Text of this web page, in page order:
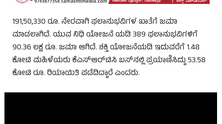
191,50,330 ರೂ. ನೇರವಾಗಿ ಫಲಾನುಭವಿಗಳ ಖಾತೆಗೆ ಜಮಾ
ಮಾಡಲಾಗಿದೆ. ಯುವ ನಿಧಿ ಯೋಜನೆ ಯಡಿ 389 ಫಲಾನುಭವಿಗಳಿಗೆ
90.36 ಲಕ್ಷ ರೂ. ಜಮಾ ಆಗಿದೆ. ಶಕ್ತಿ ಯೋಜನೆಯಡಿ ಇದುವರೆಗೆ 1.48
ಕೋಟಿ ಮಹಿಳೆಯರು ಕೆಎಸ್‌ಆರ್‌ಟಿಸಿ ಬಸ್‌ನಲ್ಲಿ ಪ್ರಯಾಣಿಸಿದ್ದು 53.58
ಕೋಟಿ ರೂ. ರಿಯಾಯಿತಿ ಪಡೆದಿದ್ದಾರೆ ಎಂದರು.